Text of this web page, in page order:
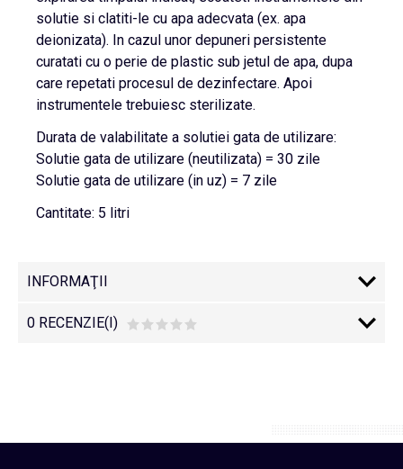
solutie si clatiti-le cu apa adecvata (ex. apa
deionizata). In cazul unor depuneri persistente
curatati cu o perie de plastic sub jetul de apa, dupa
care repetati procesul de dezinfectare. Apoi
instrumentele trebuiesc sterilizate.
Durata de valabilitate a solutiei gata de utilizare:
Solutie gata de utilizare (neutilizata) = 30 zile
Solutie gata de utilizare (in uz) = 7 zile
Cantitate: 5 litri
INFORMAŢII
0 RECENZIE(I)